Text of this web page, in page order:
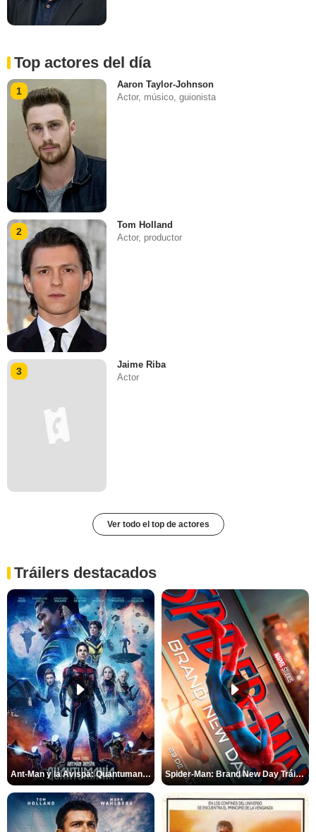
Top actores del día
1
Aaron Taylor-Johnson
Actor, músico, guionista
2
Tom Holland
Actor, productor
3
Jaime Riba
Actor
Ver todo el top de actores
Tráilers destacados
Ant-Man y la Avispa: Quantumanía Tráiler (2) Spider-Man: Brand New Day Tráiler (3)